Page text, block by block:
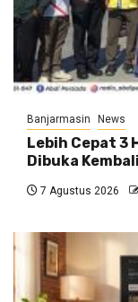
Banjarmasin News
Lebih Cepat 3
Dibuka
7 Agustus 2026